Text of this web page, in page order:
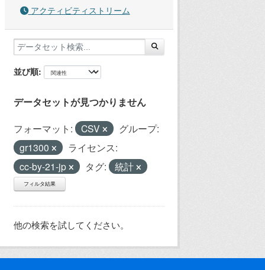
アクティビティストリーム
並び順
データセットが見つかりません
フォーマット: CSV
グループ:
gr1300
ライセンス:
cc-by-21-jp
タグ: 統計
フィルタ結果
他の検索を試してください。